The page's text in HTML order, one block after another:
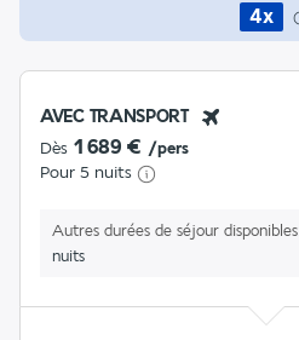
4x
AVEC TRANSPORT
Dès 1 689 € /pers
Pour 5 nuits
Autres durées de séjour disponibles
nuits